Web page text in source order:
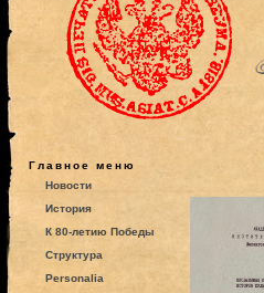
Главное меню
Новости
История
К 80-летию Победы
Структура
Personalia